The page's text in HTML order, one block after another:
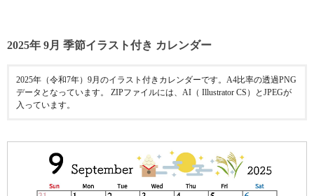
2025年 9月 季節イラスト付き カレンダー
2025年（令和7年）9月のイラスト付きカレンダーです。A4比率の透過PNG
データとなっています。 ZIPファイルには、AI（ Illustrator CS）とJPEGが
入っています。